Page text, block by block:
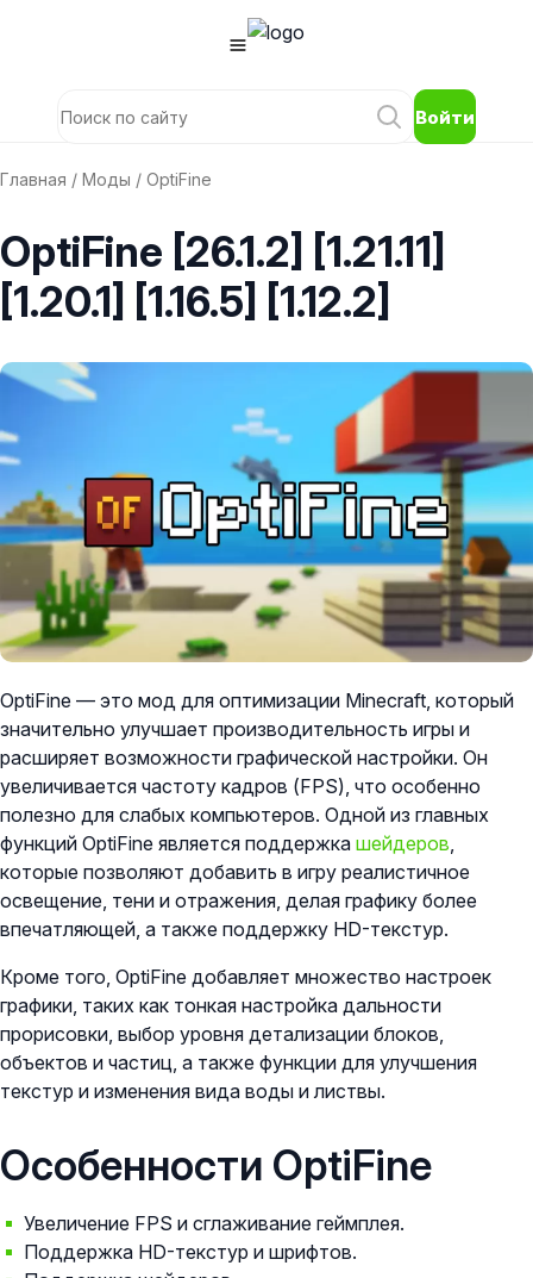
Войти
Главная / Моды / OptiFine
OptiFine [26.1.2] [1.21.11]
[1.20.1] [1.16.5] [1.12.2]
OptiFine — это мод для оптимизации Minecraft, который
значительно улучшает производительность игры и
расширяет возможности графической настройки. Он
увеличивается частоту кадров (FPS), что особенно
полезно для слабых компьютеров. Одной из главных
функций OptiFine является поддержка шейдеров,
которые позволяют добавить в игру реалистичное
освещение, тени и отражения, делая графику более
впечатляющей, а также поддержку HD-текстур.
Кроме того, OptiFine добавляет множество настроек
графики, таких как тонкая настройка дальности
прорисовки, выбор уровня детализации блоков,
объектов и частиц, а также функции для улучшения
текстур и изменения вида воды и листвы.
Особенности OptiFine
Увеличение FPS и сглаживание геймплея.
Поддержка HD-текстур и шрифтов.